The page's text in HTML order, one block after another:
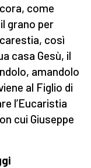
come
grano per
così
casa Gesù, il
amandolo
al Figlio di
l’Eucaristia
cui Giuseppe